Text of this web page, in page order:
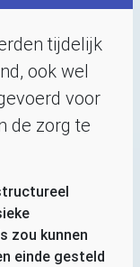
tijdelijk
ook wel
voor
de zorg te
zou kunnen
einde gesteld